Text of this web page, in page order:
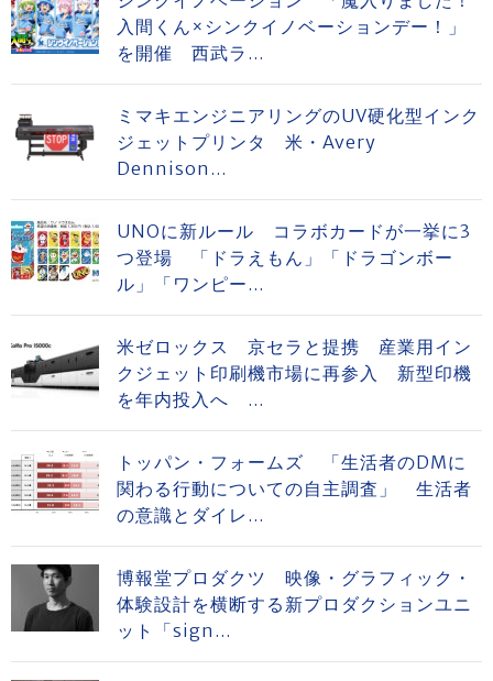
入間くん×シンクイノベーションデー！」
を開催 西武ラ...
ミマキエンジニアリングのUV硬化型インク
ジェットプリンタ 米・Avery
Dennison...
UNOに新ルール コラボカードが一挙に3
つ登場 「ドラえもん」「ドラゴンボー
ル」「ワンピー...
米ゼロックス 京セラと提携 産業用イン
クジェット印刷機市場に再参入 新型印機
を年内投入へ ...
トッパン・フォームズ 「生活者のDMに
関わる行動についての自主調査」 生活者
の意識とダイレ...
博報堂プロダクツ 映像・グラフィック・
体験設計を横断する新プロダクションユニ
ット「sign...